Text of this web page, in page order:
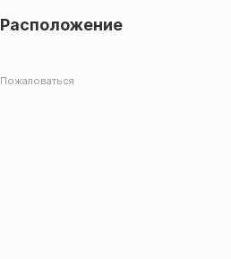
Расположение
Пожаловаться